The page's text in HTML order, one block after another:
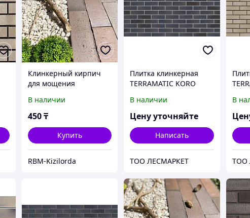
Клинкерный кирпич
для мощения
размер 250*80*52
В наличии
450₸
Купить
RBM-Kizilorda
Плитка клинкерная
TERRAMATIC KORO
240мм*71мм*14мм,
черная, короед.
В наличии
Цену уточняйте
Написать
ТОО ЛЕСМАРКЕТ
В
ТОО